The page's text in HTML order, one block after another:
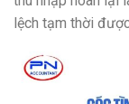
lệch tạm thời